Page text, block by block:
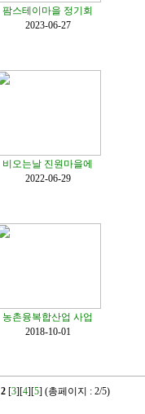
팜스테이마을 정기회
2023-06-27
비오는날 진원마을에
2022-06-29
농촌융복합산업 사업
2018-10-01
2[3][4][5] (총페이지 : 2/5)